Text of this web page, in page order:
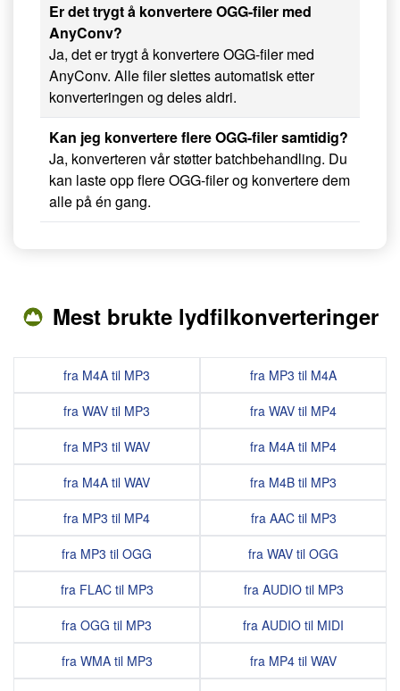
Er det trygt å konvertere OGG-filer med
AnyConv?
Ja, det er trygt å konvertere OGG-filer med
AnyConv. Alle filer slettes automatisk etter
konverteringen og deles aldri.
Kan jeg konvertere flere OGG-filer samtidig?
Ja, konverteren vår støtter batchbehandling. Du
kan laste opp flere OGG-filer og konvertere dem
alle på én gang.
Mest brukte lydfilkonverteringer
fra M4A til MP3
fra WAV til MP3
fra MP3 til WAV
fra M4A til WAV
fra MP3 til MP4
fra MP3 til OGG
fra FLAC til MP3
fra OGG til MP3
fra WMA til MP3
fra MP3 til M4A
fra WAV til MP4
fra M4A til MP4
fra M4B til MP3
fra AAC til MP3
fra WAV til OGG
fra AUDIO til MP3
fra AUDIO til MIDI
fra MP4 til WAV